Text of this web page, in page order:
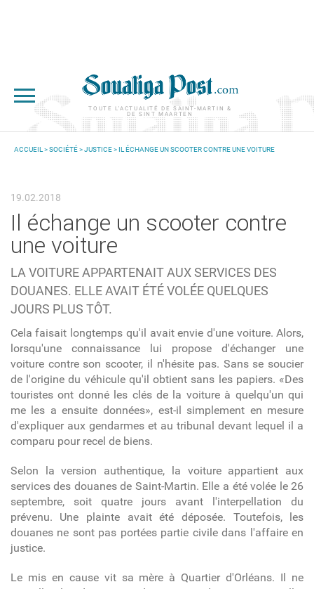
TOUTE L'ACTUALITÉ DE SAINT-MARTIN &
DE SINT MAARTEN
ACCUEIL >SOCIÉTÉ>JUSTICE> IL ÉCHANGE UN SCOOTER CONTRE UNE VOITURE
19.02.2018
Il échange un scooter contre
une voiture
LA VOITURE APPARTENAIT AUX SERVICES DES
DOUANES. ELLE AVAIT ÉTÉ VOLÉE QUELQUES
JOURS PLUS TÔT.
Cela faisait longtemps qu'il avait envie d'une voiture. Alors,
lorsqu'une connaissance lui propose d'échanger une
voiture contre son scooter, il n'hésite pas. Sans se soucier
de l'origine du véhicule qu'il obtient sans les papiers. «Des
touristes ont donné les clés de la voiture à quelqu'un qui
me les a ensuite données», est-il simplement en mesure
d'expliquer aux gendarmes et au tribunal devant lequel il a
comparu pour recel de biens.
Selon la version authentique, la voiture appartient aux
services des douanes de Saint-Martin. Elle a été volée le 26
septembre, soit quatre jours avant l'interpellation du
prévenu. Une plainte avait été déposée. Toutefois, les
douanes ne sont pas portées partie civile dans l'affaire en
justice.
Le mis en cause vit sa mère à Quartier d'Orléans. Il ne